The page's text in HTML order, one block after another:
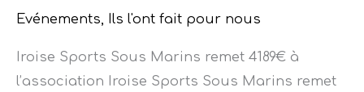
Evénements, Ils l'ont fait pour nous
Iroise Sports Sous Marins remet 4189€ à
l’association Iroise Sports Sous Marins remet